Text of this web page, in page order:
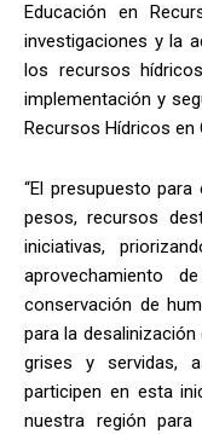
Educación en
investigaciones y la
los recursos
implementación y
Recursos Hídricos en
“El presupuesto
pesos, recursos
iniciativas,
aprovechamiento
conservación de
para la
grises y servidas,
participen en esta
nuestra región